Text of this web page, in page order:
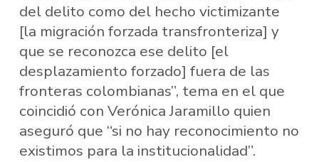
del delito como del hecho victimizante
[la migración forzada transfronteriza] y
que se reconozca ese delito [el
desplazamiento forzado] fuera de las
fronteras colombianas”, tema en el que
coincidió con Verónica Jaramillo quien
aseguró que “si no hay reconocimiento no
existimos para la institucionalidad”.